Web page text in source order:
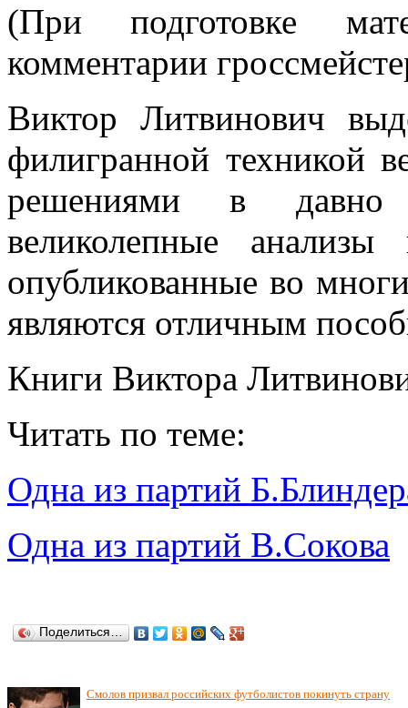
(При подготовке
комментарии
Виктор Литвинович
филигранной техникой
решениями в давно
великолепные анализы
опубликованные во
являются отличным
Книги Виктора
Читать по теме:
Одна из партий
Одна из партий В.Сокова
Поделиться…
Смолов призвал российских футболистов покинуть страну